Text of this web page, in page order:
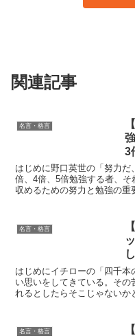
関連記事
名言・格言
3
はじめに野口英世の「努力
倍、4倍、5倍勉強する者、
収めるための努力と勉強の
名言・格言
はじめにイチローの「四千本
い思いをしてきている。そ
れるとしたらそこじゃないか
名言・格言